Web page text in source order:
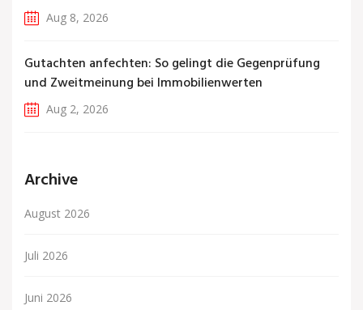
Aug 8, 2026
Gutachten anfechten: So gelingt die Gegenprüfung
und Zweitmeinung bei Immobilienwerten
Aug 2, 2026
Archive
August 2026
Juli 2026
Juni 2026